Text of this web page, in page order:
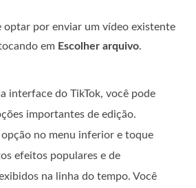
optar por enviar um vídeo existente
em Escolher arquivo.
interface do TikTok, você pode
importantes de edição.
opção no menu inferior e toque
efeitos populares e de
na linha do tempo. Você